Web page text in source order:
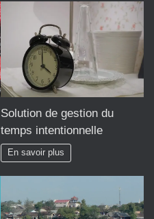
Solution de gestion du
temps intentionnelle
En savoir plus